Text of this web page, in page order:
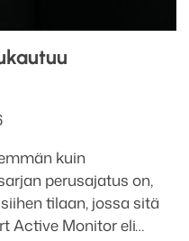
kuin
perusajatus on,
tilaan, jossa sitä
Active Monitor eli…